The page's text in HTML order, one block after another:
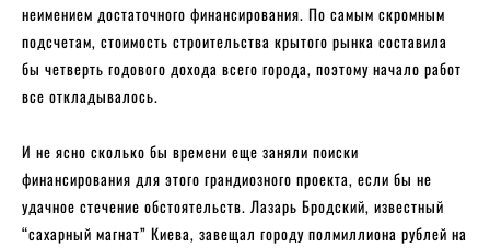
неимением достаточного финансирования. По самым скромным
подсчетам, стоимость строительства крытого рынка составила
бы четверть годового дохода всего города, поэтому начало работ
все откладывалось.
И не ясно сколько бы времени еще заняли поиски
финансирования для этого грандиозного проекта, если бы не
удачное стечение обстоятельств. Лазарь Бродский, известный
“сахарный магнат” Киева, завещал городу полмиллиона рублей на